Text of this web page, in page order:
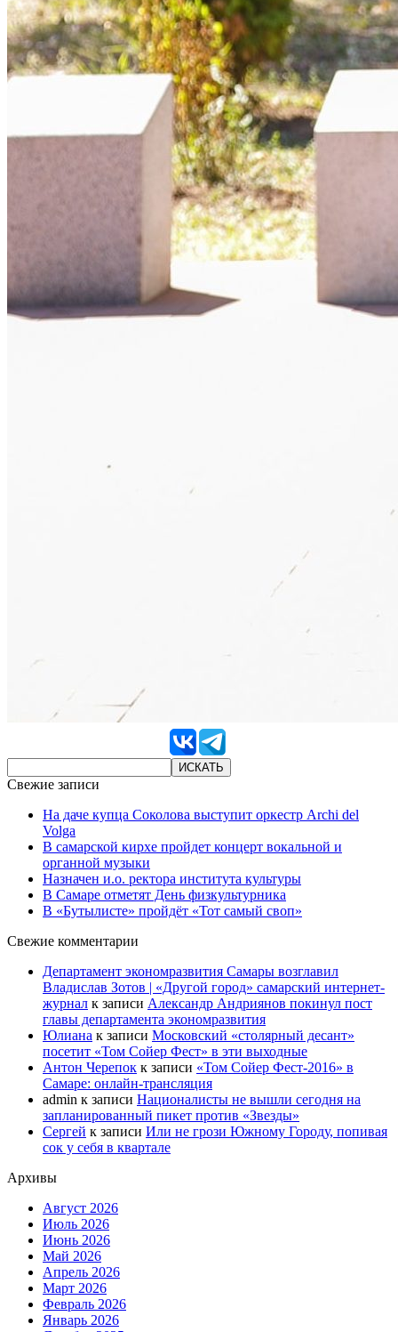
Свежие записи
На даче купца Соколова выступит оркестр Archi del
Volga
В самарской кирхе пройдет концерт вокальной и
органной музыки
Назначен и.о. ректора института культуры
В Самаре отметят День физкультурника
В «Бутылисте» пройдёт «Тот самый своп»
Свежие комментарии
Департамент экономразвития Самары возглавил
Владислав Зотов | «Другой город» самарский интернет-
журнал к записи Александр Андриянов покинул пост
главы департамента экономразвития
Юлиана к записи Московский «столярный десант»
посетит «Том Сойер Фест» в эти выходные
Антон Черепок к записи «Том Сойер Фест-2016» в
Самаре: онлайн-трансляция
admin к записи Националисты не вышли сегодня на
запланированный пикет против «Звезды»
Сергей к записи Или не грози Южному Городу, попивая
сок у себя в квартале
Архивы
Август 2026
Июль 2026
Июнь 2026
Май 2026
Апрель 2026
Март 2026
Февраль 2026
Январь 2026